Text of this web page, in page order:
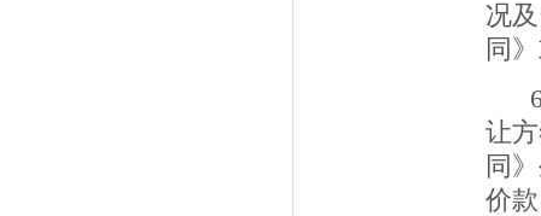
况
同
让
同
价